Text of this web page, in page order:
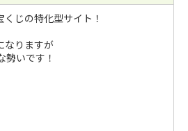
くじの特化型サイト！
なりますが
勢いです！